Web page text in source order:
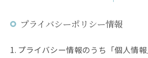
プライバシーポリシー情報
1. プライバシー情報のうち「個人情